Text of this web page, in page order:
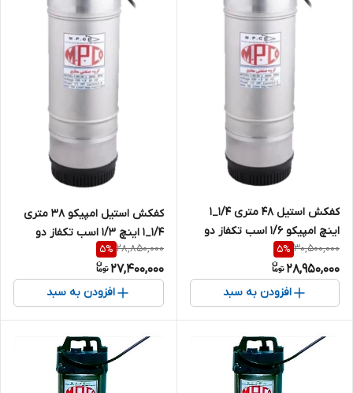
کفکش استیل ۴۸ متری ۱/۴_۱
اینچ امپیکو 1/6 اسب تکفاز دو
جداره MPCO-S.99.48-4
30,500,000
5%
28,950,000
افزودن به سبد
کفکش استیل امپیکو 38 متری
۱/۴_۱ اینچ 1/3 اسب تکفاز دو
S.99.38-4
28,850,000
5%
27,400,000
افزودن به سبد